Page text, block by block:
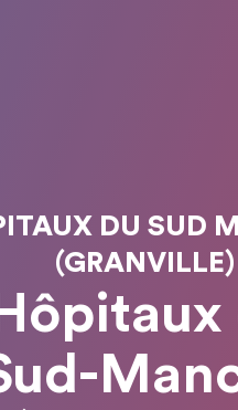
DU SUD
(GRANVILLE)
Hôpitaux